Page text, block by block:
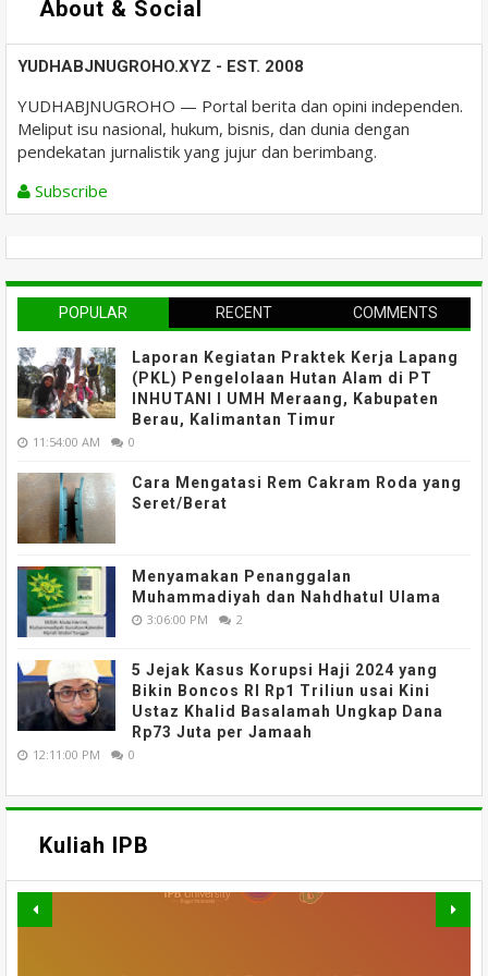
About & Social
YUDHABJNUGROHO.XYZ - EST. 2008
YUDHABJNUGROHO — Portal berita dan opini independen.
Meliput isu nasional, hukum, bisnis, dan dunia dengan
pendekatan jurnalistik yang jujur dan berimbang.
Subscribe
POPULAR RECENT COMMENTS
Laporan Kegiatan Praktek Kerja Lapang
(PKL) Pengelolaan Hutan Alam di PT
INHUTANI I UMH Meraang, Kabupaten
Berau, Kalimantan Timur
11:54:00 AM 0
Cara Mengatasi Rem Cakram Roda yang
Seret/Berat
Menyamakan Penanggalan
Muhammadiyah dan Nahdhatul Ulama
3:06:00 PM 2
5 Jejak Kasus Korupsi Haji 2024 yang
Bikin Boncos RI Rp1 Triliun usai Kini
Ustaz Khalid Basalamah Ungkap Dana
Rp73 Juta per Jamaah
12:11:00 PM 0
Kuliah IPB